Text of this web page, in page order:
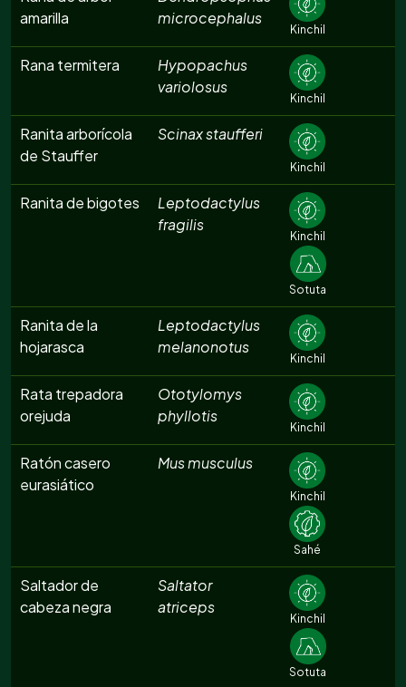
amarilla
microcephalus
Kinchil
Rana termitera
Hypopachus
variolosus
Kinchil
Ranita arborícola
de Stauffer
Scinax staufferi
Kinchil
Ranita de bigotes
Leptodactylus
fragilis
Kinchil
Sotuta
Ranita de la
hojarasca
Leptodactylus
melanonotus
Kinchil
Rata trepadora
orejuda
Ototylomys
phyllotis
Kinchil
Ratón casero
eurasiático
Mus musculus
Kinchil
Sahé
Saltador de
cabeza negra
Saltator
atriceps
Kinchil
Sotuta